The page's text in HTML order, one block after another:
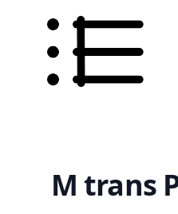
M trans